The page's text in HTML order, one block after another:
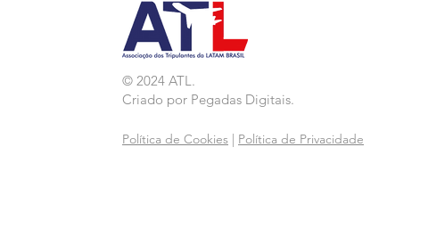
© 2024 ATL.
Criado por Pegadas Digitais.
Política de Cookies Política de Privacidade